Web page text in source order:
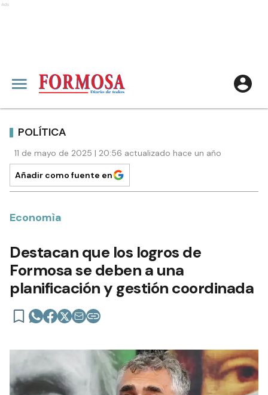
Ads
POLÍTICA
11 de mayo de 2025 | 20:56 actualizado hace un año
Añadir como fuente en
Economìa
Destacan que los logros de
Formosa se deben a una
planificación y gestión coordinada